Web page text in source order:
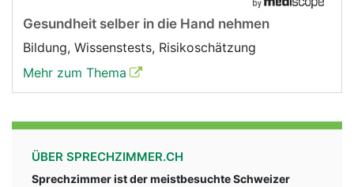
Gesundheit selber in die Hand nehmen
Bildung, Wissenstests, Risikoschätzung
Mehr zum Thema
ÜBER SPRECHZIMMER.CH
Sprechzimmer ist der meistbesuchte Schweizer